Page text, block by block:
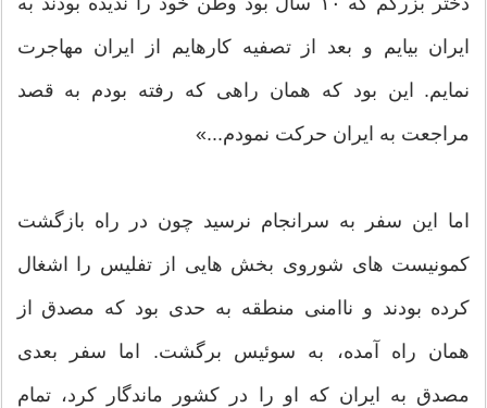
ایران بیایم و بعد از تصفیه کار‌هایم از ایران مهاجرت
نمایم. این بود که‌‌ همان راهی که رفته بودم به قصد
مراجعت به ایران حرکت نمودم...»
اما این سفر به سرانجام نرسید چون در راه بازگشت
کمونیست های شوروی بخش هایی از تفلیس را اشغال
کرده بودند و ناامنی منطقه به حدی بود که مصدق از
همان راه آمده، به سوئیس برگشت. اما سفر بعدی
مصدق به ایران که او را در کشور ماندگار کرد، تمام